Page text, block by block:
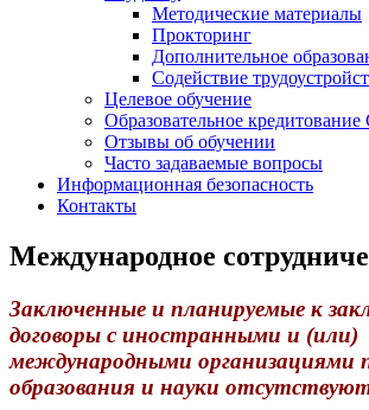
Методические материалы
Прокторинг
Дополнительное
Содействие
Целевое обучение
Образовательное
Отзывы об обучении
Часто задаваемые вопросы
Информационная безопасность
Контакты
Международное
Заключенные и планируемые к
договоры с иностранными и (или)
международными организациями
образования и науки